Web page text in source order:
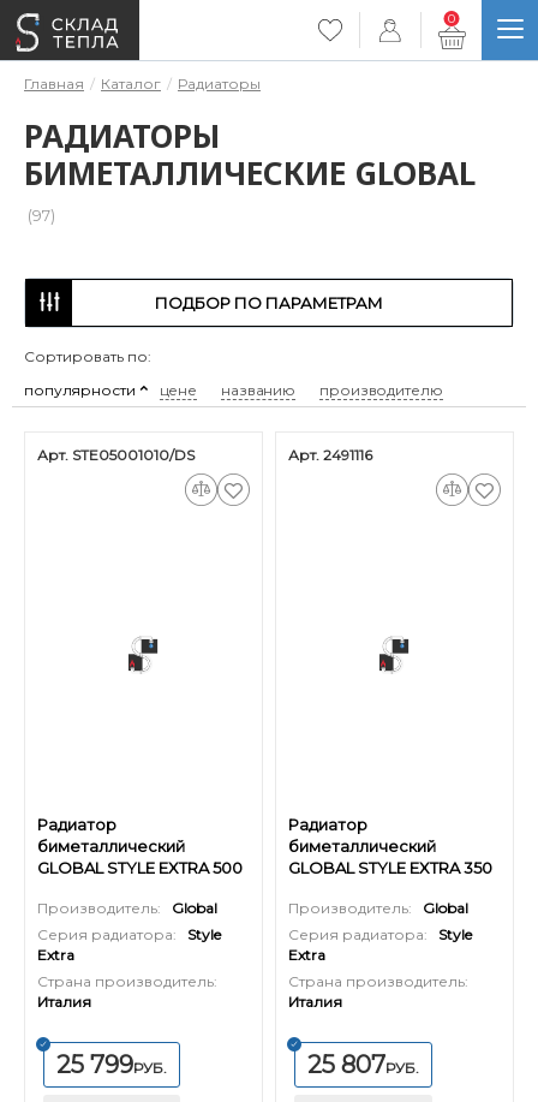
0
Главная Каталог Радиаторы
РАДИАТОРЫ
БИМЕТАЛЛИЧЕСКИЕ GLOBAL
(97)
ПОДБОР ПО ПАРАМЕТРАМ
Сортировать по:
популярности
цене названию производителю
Арт. STE05001010/DS
Радиатор
биметаллический
GLOBAL STYLE EXTRA 500
Производитель:
Global
Серия радиатора:
Style
Extra
Страна производитель:
Италия
25 799РУБ.
Арт. 2491116
Радиатор
биметаллический
GLOBAL STYLE EXTRA 350
Производитель:
Global
Серия радиатора:
Style
Extra
Страна производитель:
Италия
25 807РУБ.